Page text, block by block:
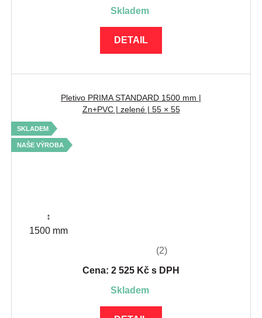
skladem
DETAIL
Pletivo PRIMA STANDARD 1500 mm |
Zn+PVC | zelené | 55 × 55
SKLADEM
NAŠE VÝROBA
↕
1500 mm
(2)
Cena: 2 525 Kč s DPH
skladem